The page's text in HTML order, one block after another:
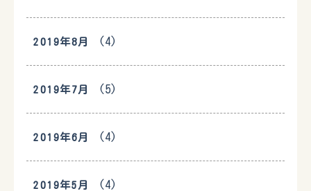
2019年8月 (4)
2019年7月 (5)
2019年6月 (4)
2019年5月 (4)